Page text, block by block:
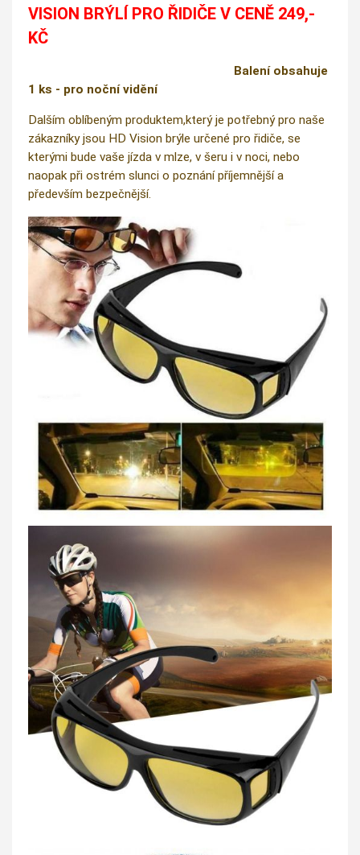
VISION BRÝLÍ PRO ŘIDIČE V CENĚ 249,-
KČ
Balení obsahuje
1 ks - pro noční vidění
Dalším oblíbeným produktem,který je potřebný pro naše
zákazníky jsou HD Vision brýle určené pro řidiče, se
kterými bude vaše jízda v mlze, v šeru i v noci, nebo
naopak při ostrém slunci o poznání příjemnější a
především bezpečnější.